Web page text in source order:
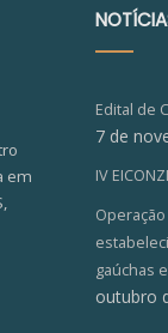
em
Edital de
7 de
IV
gaúchas
outubro